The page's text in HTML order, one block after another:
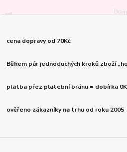
cena dopravy od 70Kč
Během pár jednoduchých kroků zboží
platba přez platební bránu = dobírka
ověřeno zákazníky na trhu od roku 2005